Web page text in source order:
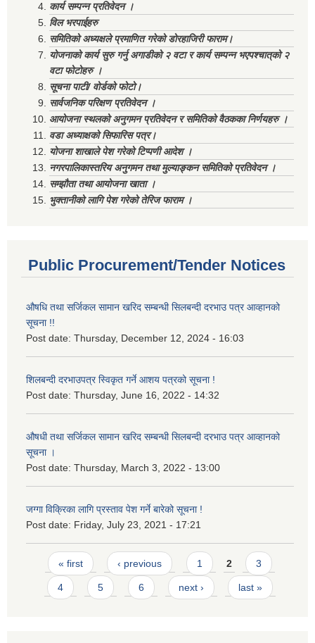
कार्य सम्पन्न प्रतिवेदन ।
विल भरपाईहरु
समितिको अध्यक्षले प्रमाणित गरेको डोरहाजिरी फाराम।
योजनाको कार्य सुरु गर्नु अगाडीको २ वटा र कार्य सम्पन्न भएपश्चात्‌को २
वटा फोटोहरु ।
सूचना पाटी/ वोर्डको फोटो।
सार्वजनिक परिक्षण प्रतिवेदन ।
आयोजना स्थलको अनुगमन प्रतिवेदन र समितिको वैठकका निर्णयहरु ।
वडा अध्याक्षको सिफारिस पत्र।
योजना शाखाले पेश गरेको टिप्पणी आदेश ।
नगरपालिकास्तरिय अनुगमन तथा मुल्याङ्कन समितिको प्रतिवेदन ।
सम्झौता तथा आयोजना खाता ।
भुक्तानीको लागि पेश गरेको तेरिज फाराम ।
Public Procurement/Tender Notices
औषधि तथा सर्जिकल सामान खरिद सम्बन्धी सिलबन्दी दरभाउ पत्र आव्हानको
सूचना !!
Post date: Thursday, December 12, 2024 - 16:03
शिलबन्दी दरभाउपत्र स्विकृत गर्ने आशय पत्रको सूचना !
Post date: Thursday, June 16, 2022 - 14:32
औषधी तथा सर्जिकल सामान खरिद सम्बन्धी सिलबन्दी दरभाउ पत्र आव्हानको
सूचना ।
Post date: Thursday, March 3, 2022 - 13:00
जग्गा विक्रिका लागि प्रस्ताव पेश गर्ने बारेको सूचना !
Post date: Friday, July 23, 2021 - 17:21
Pages
« first ‹ previous 1 2 3
4 5 6 next › last »